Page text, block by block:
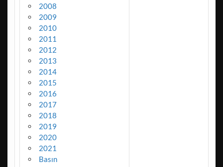
2008
2009
2010
2011
2012
2013
2014
2015
2016
2017
2018
2019
2020
2021
Basın